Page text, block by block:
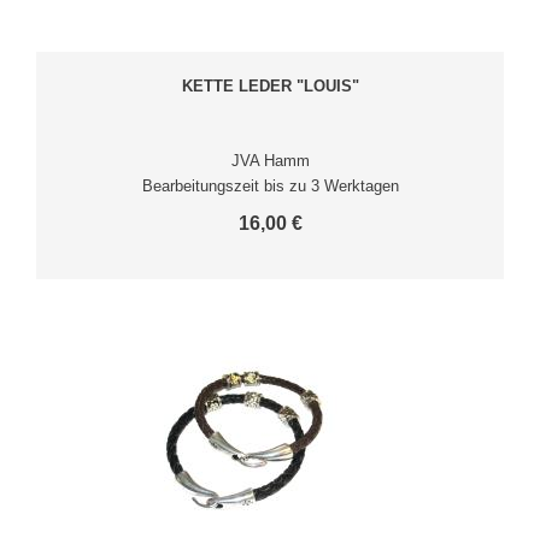
KETTE LEDER "LOUIS"
JVA Hamm
Bearbeitungszeit bis zu 3 Werktagen
16,00 €